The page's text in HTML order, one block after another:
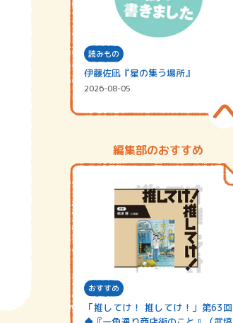
読みもの
伊藤佐凪『星の集う場所』
2026-08-05
編集部のおすすめ
おすすめ
「推してけ！ 推してけ！」第63回